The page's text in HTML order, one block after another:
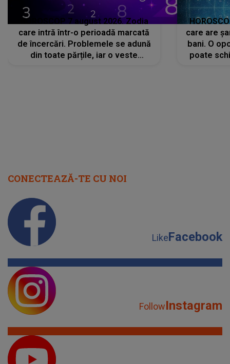
HOROSCOP 7 august 2026. Zodia
care intră într-o perioadă marcată
de încercări. Problemele se adună
din toate părțile, iar o veste
care are
bani. O
poate
CONECTEAZĂ-TE CU NOI
LikeFacebook
FollowInstagram